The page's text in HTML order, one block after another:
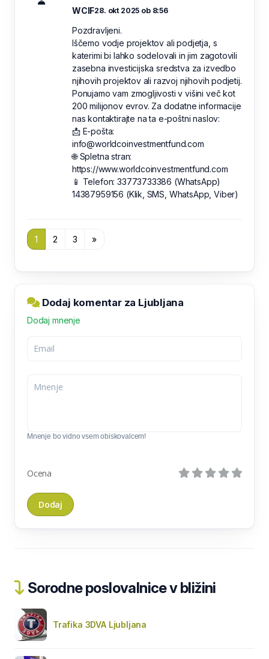
WCIF28. okt 2025 ob 8:56
Pozdravljeni.
Iščemo vodje projektov ali podjetja, s
katerimi bi lahko sodelovali in jim zagotovili
zasebna investicijska sredstva za izvedbo
njihovih projektov ali razvoj njihovih podjetij.
Ponujamo vam zmogljivosti v višini več kot
200 milijonov evrov. Za dodatne informacije
nas kontaktirajte na ta e-poštni naslov:
📩 E-pošta:
info@worldcoinvestmentfund.com
🌐 Spletna stran:
https://www.worldcoinvestmentfund.com
📱 Telefon: 33773733386 (WhatsApp)
14387959156 (Klik, SMS, WhatsApp, Viber)
1 2 3 »
Dodaj komentar za Ljubljana
Dodaj mnenje
Mnenje bo vidno vsem obiskovalcem!
Ocena
Sorodne poslovalnice v bližini
Trafika 3DVA Ljubljana